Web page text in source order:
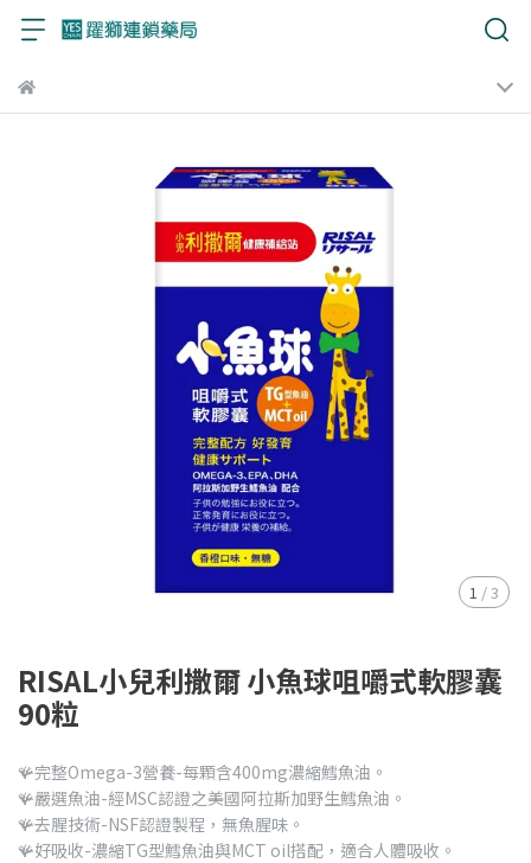
1 /3
RISAL小兒利撒爾 小魚球咀嚼式軟膠囊
90粒
🪸完整Omega-3營養-每顆含400mg濃縮鱈魚油。
🪸嚴選魚油-經MSC認證之美國阿拉斯加野生鱈魚油。
🪸去腥技術-NSF認證製程，無魚腥味。
🪸好吸收-濃縮TG型鱈魚油與MCT oil搭配，適合人體吸收。